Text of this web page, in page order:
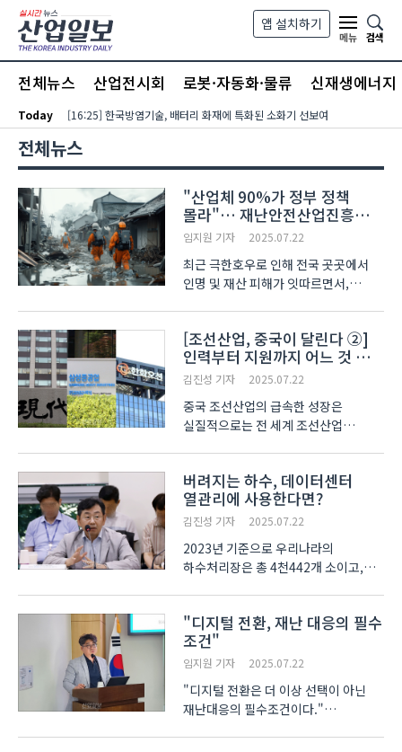
본문 바로가기
앱 설치하기
메뉴
검색
전체뉴스 산업전시회 로봇·자동화·물류 신재생에너지
Today [16:25] 한국방염기술, 배터리 화재에 특화된 소화기 선보여
전체뉴스
"산업체 90%가 정부 정책
몰라"… 재난안전산업진흥원
설립 필요성 대두
임지원 기자 2025.07.22
최근 극한호우로 인해 전국 곳곳에서
인명 및 재산 피해가 잇따르면서,
이에 재난안전 분야 신기술에 대한
관심이 높아지는 가운데, 국립
재난안전산업 진흥기관 설립의
필요성도..
[조선산업, 중국이 달린다 ②]
인력부터 지원까지 어느 것 하나
앞서지 못하는 한국, 결국은
김진성 기자 2025.07.22
중국 조선산업의 급속한 성장은
실질적으로는 전 세계 조선산업
이후 미국이 중국의 조선산업에 대해
적극적인 견제를 이어가면서 중국의
성장세는 잠시 주춤해지고 ..
버려지는 하수, 데이터센터
열관리에 사용한다면?
김진성 기자 2025.07.22
2023년 기준으로 우리나라의
하수처리장은 총 4천442개 소이고,
하루 2천만 톤에 이른다. 이에
무의미하게 방류되는 하수를
정보산업의 핵심 인프라인
데이터센터의 냉각에 사..
"디지털 전환, 재난 대응의 필수
조건"
임지원 기자 2025.07.22
"디지털 전환은 더 이상 선택이 아닌
재난대응의 필수조건이다."